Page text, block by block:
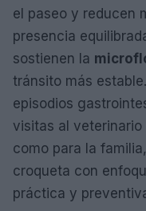
el paseo y reducen
presencia
sostienen la
tránsito más
episodios
visitas al
como para la
croqueta con
práctica y